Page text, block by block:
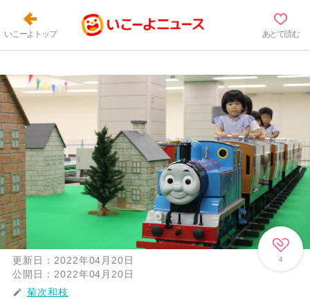
いこーよトップ あとで読む
4
更新日： 2022年04月20日
公開日： 2022年04月20日
菊次和枝